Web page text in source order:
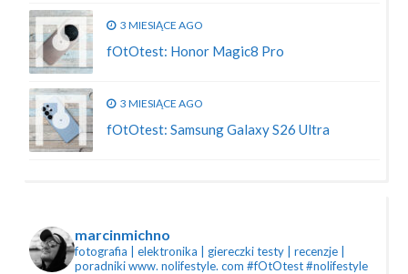
3 MIESIĄCE AGO
fOtOtest: Honor Magic8 Pro
3 MIESIĄCE AGO
fOtOtest: Samsung Galaxy S26 Ultra
marcinmichno
fotografia | elektronika | giereczkitesty | recenzje |
poradnikiwww. nolifestyle. com #fOtOtest #nolifestyle